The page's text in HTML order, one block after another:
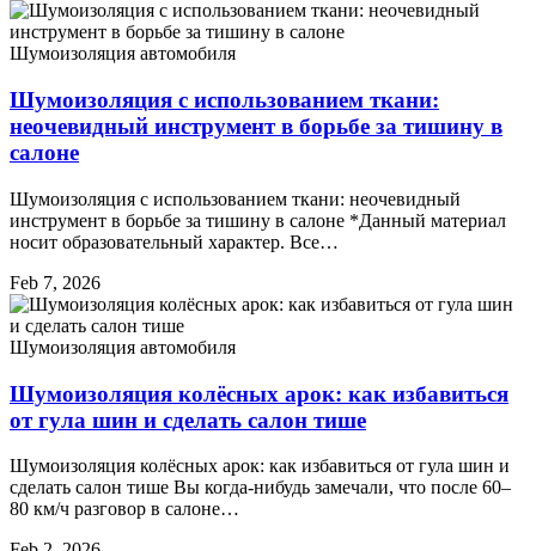
Шумоизоляция автомобиля
Шумоизоляция с использованием ткани:
неочевидный инструмент в борьбе за тишину в
салоне
Шумоизоляция с использованием ткани: неочевидный
инструмент в борьбе за тишину в салоне *Данный материал
носит образовательный характер. Все…
Feb 7, 2026
Шумоизоляция автомобиля
Шумоизоляция колёсных арок: как избавиться
от гула шин и сделать салон тише
Шумоизоляция колёсных арок: как избавиться от гула шин и
сделать салон тише Вы когда-нибудь замечали, что после 60–
80 км/ч разговор в салоне…